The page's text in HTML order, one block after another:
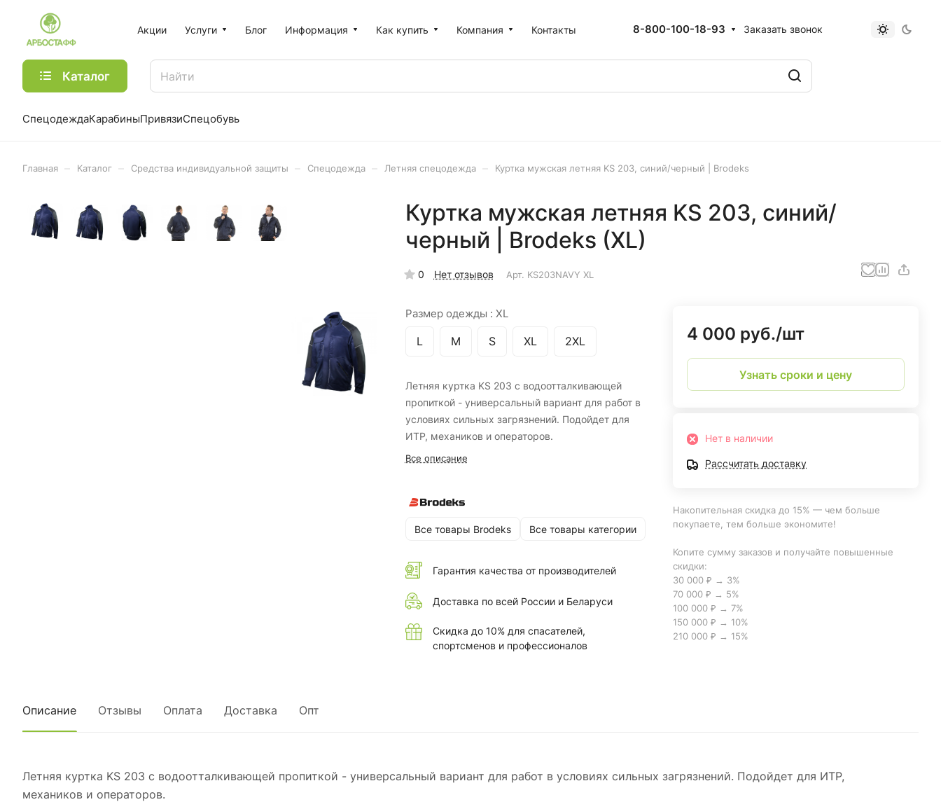
Акции Услуги Блог Информация Как купить Компания Контакты 8-800-100-18-93 Заказать звонок
Каталог
СпецодеждаКарабиныПривязиСпецобувь
Главная Каталог Средства индивидуальной защиты Спецодежда Летняя спецодежда Куртка мужская летняя KS 203, синий/черный | Brodeks
Куртка мужская летняя KS 203, синий/
черный | Brodeks (XL)
0 Нет отзывов Арт. KS203NAVY XL
Размер одежды : XL
L M S XL 2XL
Летняя куртка KS 203 с водоотталкивающей
пропиткой - универсальный вариант для работ в
условиях сильных загрязнений. Подойдет для
ИТР, механиков и операторов.
Все описание
Все товары Brodeks Все товары категории
Гарантия качества от производителей
Доставка по всей России и Беларуси
Скидка до 10% для спасателей,
спортсменов и профессионалов
4 000 руб./шт
Узнать сроки и цену
Нет в наличии
Рассчитать доставку
Накопительная скидка до 15% — чем больше
покупаете, тем больше экономите!
Копите сумму заказов и получайте повышенные
скидки:
30 000 ₽ → 3%
70 000 ₽ → 5%
100 000 ₽ → 7%
150 000 ₽ → 10%
210 000 ₽ → 15%
Описание Отзывы Оплата Доставка Опт
Летняя куртка KS 203 с водоотталкивающей пропиткой - универсальный вариант для работ в условиях сильных загрязнений. Подойдет для ИТР,
механиков и операторов.